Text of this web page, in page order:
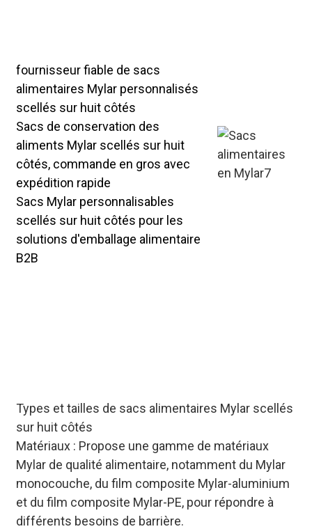
fournisseur fiable de sacs
alimentaires Mylar personnalisés
scellés sur huit côtés
Sacs de conservation des
aliments Mylar scellés sur huit
côtés, commande en gros avec
expédition rapide
Sacs Mylar personnalisables
scellés sur huit côtés pour les
solutions d'emballage alimentaire
B2B
Types et tailles de sacs alimentaires Mylar scellés
sur huit côtés
Matériaux : Propose une gamme de matériaux
Mylar de qualité alimentaire, notamment du Mylar
monocouche, du film composite Mylar-aluminium
et du film composite Mylar-PE, pour répondre à
différents besoins de barrière.